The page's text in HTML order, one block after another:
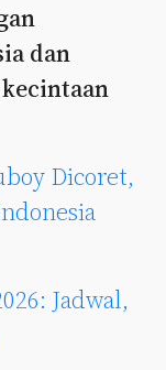
dan
Dicoret,
Jadwal,